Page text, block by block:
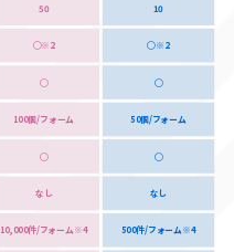
50 10
◯※2 ◯※2
◯ ◯
100個/フォーム 50個/フォーム
◯ ◯
なし なし
10,000件/フォーム※4 500件/フォーム※4